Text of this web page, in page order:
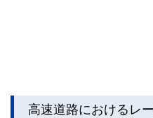
高速道路におけるレ